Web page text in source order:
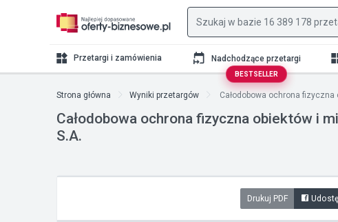
Przetargi i zamówienia Nadchodzące przetargi
BESTSELLER
Strona główna Wyniki przetargów Całodobowa ochrona
Całodobowa ochrona fizyczna obiektów i
S.A.
Drukuj PDF